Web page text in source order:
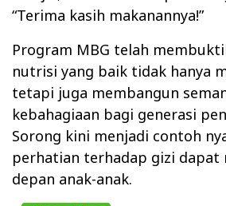
“Terima kasih makanannya!”
Program MBG telah
nutrisi yang baik tidak hanya
tetapi juga membangun
kebahagiaan bagi generasi
Sorong kini menjadi contoh
perhatian terhadap gizi dapat
depan anak-anak.